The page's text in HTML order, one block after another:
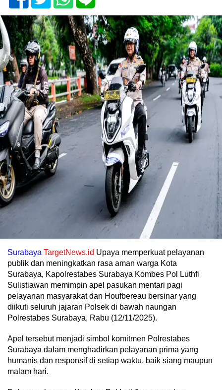
Surabaya TargetNews.id Upaya memperkuat pelayanan
publik dan meningkatkan rasa aman warga Kota
Surabaya, Kapolrestabes Surabaya Kombes Pol Luthfi
Sulistiawan memimpin apel pasukan mentari pagi
pelayanan masyarakat dan Houfbereau bersinar yang
diikuti seluruh jajaran Polsek di bawah naungan
Polrestabes Surabaya, Rabu (12/11/2025).
Apel tersebut menjadi simbol komitmen Polrestabes
Surabaya dalam menghadirkan pelayanan prima yang
humanis dan responsif di setiap waktu, baik siang maupun
malam hari.